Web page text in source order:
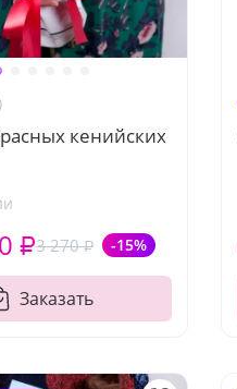
кенийских
3 270 ₽ -15%
₽
Заказать